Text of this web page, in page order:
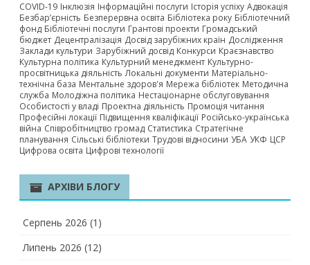
COVID-19 Інклюзія Інформаційні послуги Історія успіху Адвокація
Безбар’єрність Безперервна освіта Бібліотека року Бібліотечний
фонд Бібліотечні послуги Грантові проекти Громадський
бюджет Децентралізація Досвід зарубіжних країн Дослідження
Заклади культури Зарубіжний досвід Конкурси Краєзнавство
Культурна політика Культурний менеджмент Культурно-
просвітницька діяльність Локальні документи Матеріально-
технічна база Ментальне здоров'я Мережа бібліотек Методична
служба Молодіжна політика Нестаціонарне обслуговування
Особистості у владі Проектна діяльність Промоція читання
Професійні локації Підвищення кваліфікації Російсько-українська
війна Співробітництво громад Статистика Стратегічне
планування Сільські бібліотеки Трудові відносини УБА УКФ ЦСР
Цифрова освіта Цифрові технології
АРХІВИ БЛОГУ
Серпень 2026 (1)
Липень 2026 (12)